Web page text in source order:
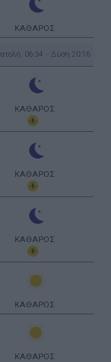
ΚΑΘΑΡΟΣ
06:34 - Δύση 20:16
ΚΑΘΑΡΟΣ
ΚΑΘΑΡΟΣ
ΚΑΘΑΡΟΣ
ΚΑΘΑΡΟΣ
ΚΑΘΑΡΟΣ